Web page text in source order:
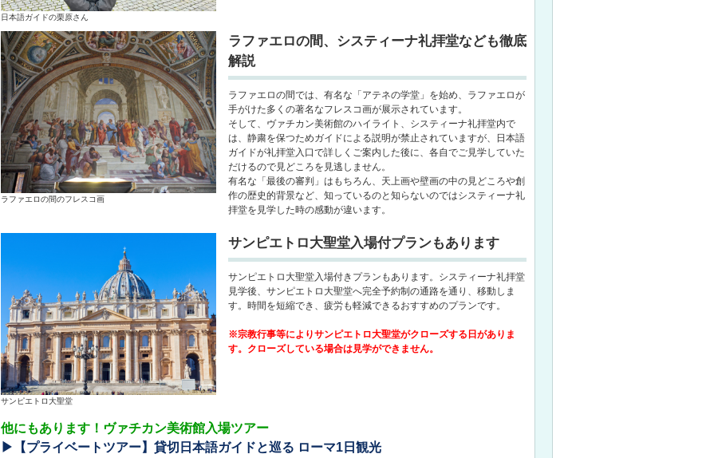
日本語ガイドの栗原さん
ラファエロの間のフレスコ画
ラファエロの間、システィーナ礼拝堂なども徹底
解説
ラファエロの間では、有名な「アテネの学堂」を始め、ラファエロが
手がけた多くの著名なフレスコ画が展示されています。
そして、ヴァチカン美術館のハイライト、システィーナ礼拝堂内で
は、静粛を保つためガイドによる説明が禁止されていますが、日本語
ガイドが礼拝堂入口で詳しくご案内した後に、各自でご見学していた
だけるので見どころを見逃しません。
有名な「最後の審判」はもちろん、天上画や壁画の中の見どころや創
作の歴史的背景など、知っているのと知らないのではシスティーナ礼
拝堂を見学した時の感動が違います。
サンピエトロ大聖堂
サンピエトロ大聖堂入場付プランもあります
サンピエトロ大聖堂入場付きプランもあります。システィーナ礼拝堂
見学後、サンピエトロ大聖堂へ完全予約制の通路を通り、移動しま
す。時間を短縮でき、疲労も軽減できるおすすめのプランです。
※宗教行事等によりサンピエトロ大聖堂がクローズする日がありま
す。クローズしている場合は見学ができません。
他にもあります！ヴァチカン美術館入場ツアー
▶【プライベートツアー】貸切日本語ガイドと巡る ローマ1日観光